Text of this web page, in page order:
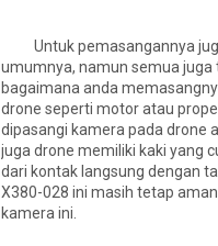
Untuk pemasangannya
umumnya, namun semua
bagaimana anda
drone seperti motor atau
dipasangi kamera pada drone
juga drone memiliki kaki yang
dari kontak langsung dengan
X380-028 ini masih tetap
kamera ini.